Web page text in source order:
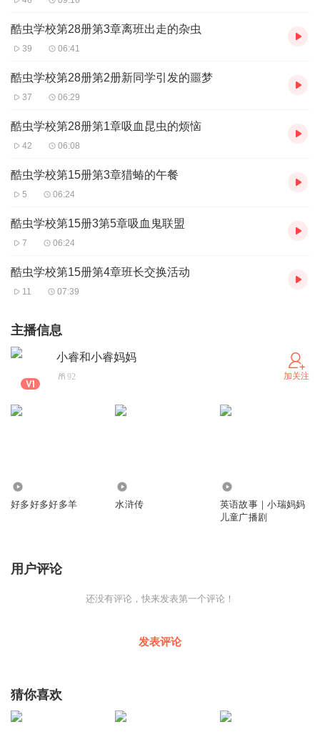
酷虫学校第28册第3章离班出走的杂虫
39 06:41
酷虫学校第28册第2册新同学引发的噩梦
37 06:29
酷虫学校第28册第1章吸血昆虫的烦恼
42 06:08
酷虫学校第15册第3章猎蝽的午餐
5 06:24
酷虫学校第15册3第5章吸血鬼联盟
7 06:24
酷虫学校第15册第4章班长交换活动
11 07:39
主播信息
小睿和小睿妈妈
92 加关注
好多好多好多羊 水浒传
英语故事｜小瑞妈妈
儿童广播剧
用户评论
还没有评论，快来发表第一个评论！
发表评论
猜你喜欢